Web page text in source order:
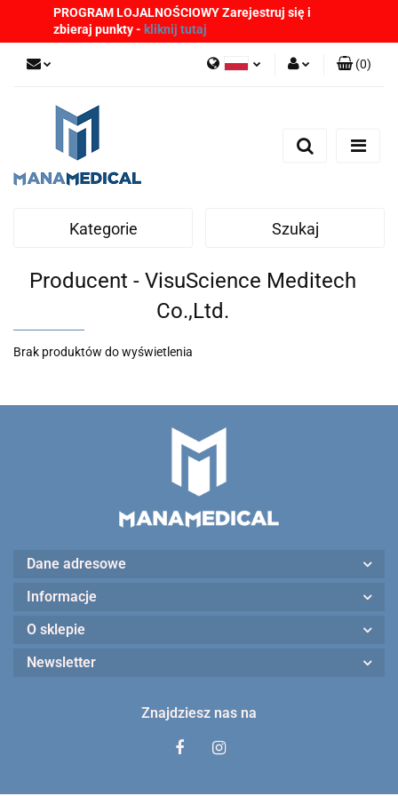
PROGRAM LOJALNOŚCIOWY Zarejestruj się i
zbieraj punkty - kliknij tutaj
Zarejestruj się
(0)
Kategorie Szukaj
Producent - VisuScience Meditech
Co.,Ltd.
Brak produktów do wyświetlenia
Dane adresowe
Informacje
O sklepie
Newsletter
Znajdziesz nas na